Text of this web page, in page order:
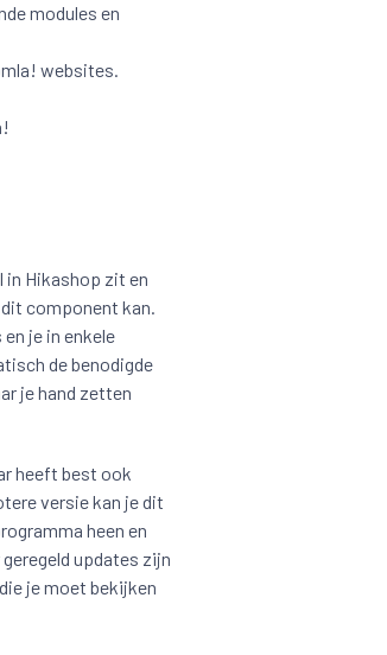
modules en
websites.
in Hikashop zit en
component kan.
je in enkele
de benodigde
je hand zetten
heeft best ook
versie kan je dit
heen en
updates zijn
je moet bekijken